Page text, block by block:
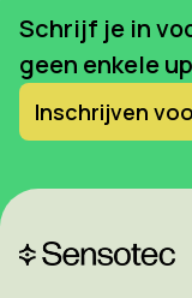
Schrijf je in
geen enkele
Inschrijven